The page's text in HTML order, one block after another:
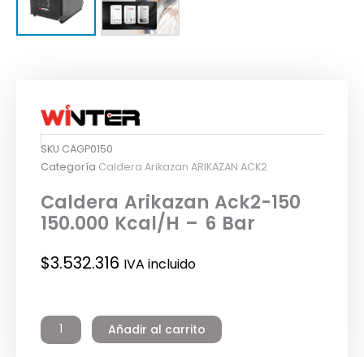
SKU CAGP0150
Categoría Caldera Arikazan ARIKAZAN ACK2
Caldera Arikazan Ack2-150
150.000 Kcal/H – 6 Bar
$3.532.316 IVA incluido
Arikazan
Ack2-
150
Añadir al carrito